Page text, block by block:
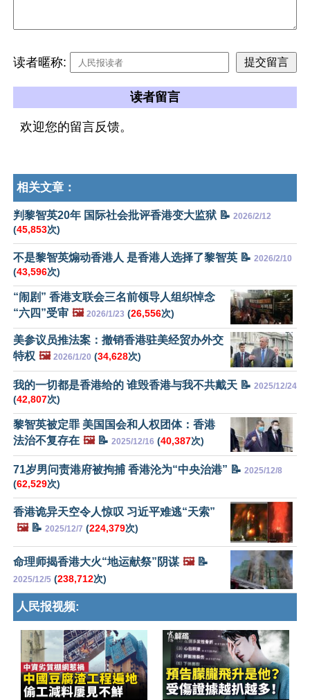
读者暱称:
读者留言
欢迎您的留言反馈。
相关文章：
判黎智英20年 国际社会批评香港变大监狱 📝 2026/2/12
(45,853次)
不是黎智英煽动香港人 是香港人选择了黎智英 📝 2026/2/10
(43,596次)
“闹剧” 香港支联会三名前领导人组织悼念
“六四”受审 🖼️ 2026/1/23 (26,556次)
美参议员推法案：撤销香港驻美经贸办外交
特权 🖼️ 2026/1/20 (34,628次)
我的一切都是香港给的 谁毁香港与我不共戴天 📝 2025/12/24
(42,807次)
黎智英被定罪 美国国会和人权团体：香港
法治不复存在 🖼️📝 2025/12/16 (40,387次)
71岁男问责港府被拘捕 香港沦为“中央治港” 📝 2025/12/8
(62,529次)
香港诡异天空令人惊叹 习近平难逃“天索”
🖼️📝 2025/12/7 (224,379次)
命理师揭香港大火“地运献祭”阴谋 🖼️📝
2025/12/5 (238,712次)
人民报视频: